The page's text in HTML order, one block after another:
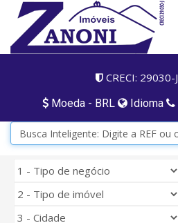
CRECI: 29030-J
Moeda - BRL Idioma